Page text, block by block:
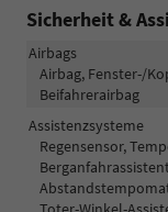
Sicherheit &
Airbags
Airbag, Fenster-/
Beifahrerairbag
Assistenzsysteme
Regensensor,